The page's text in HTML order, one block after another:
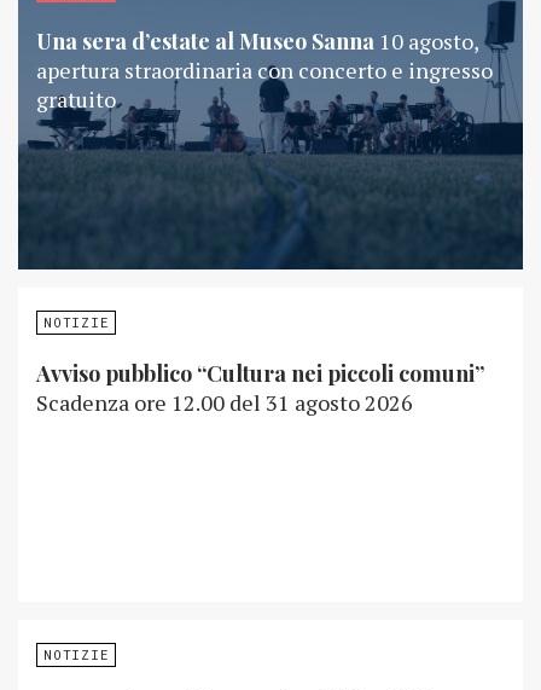
Una sera d’estate al Museo Sanna 10 agosto,
apertura straordinaria con concerto e ingresso
gratuito
NOTIZIE
Avviso pubblico “Cultura nei piccoli comuni”
Scadenza ore 12.00 del 31 agosto 2026
NOTIZIE